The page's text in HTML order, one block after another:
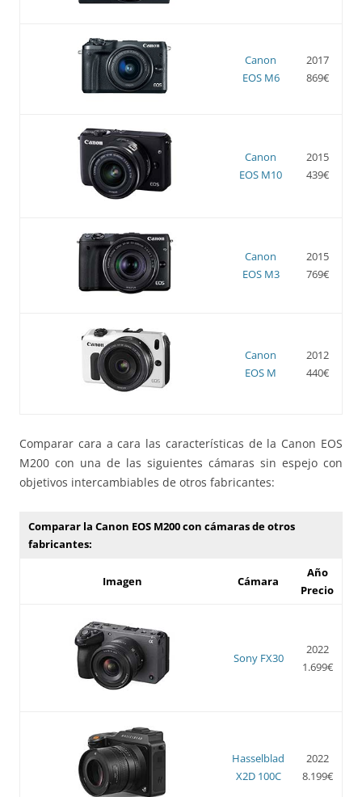
Canon
EOS M6
2017
869€
Canon
EOS M10
2015
439€
Canon
EOS M3
2015
769€
Canon
EOS M
2012
440€
Comparar cara a cara las características de la Canon EOS
M200 con una de las siguientes cámaras sin espejo con
objetivos intercambiables de otros fabricantes:
Comparar la Canon EOS M200 con cámaras de otros
fabricantes:
Imagen Cámara
Año
Precio
Sony FX30
2022
1.699€
Hasselblad
X2D 100C
2022
8.199€